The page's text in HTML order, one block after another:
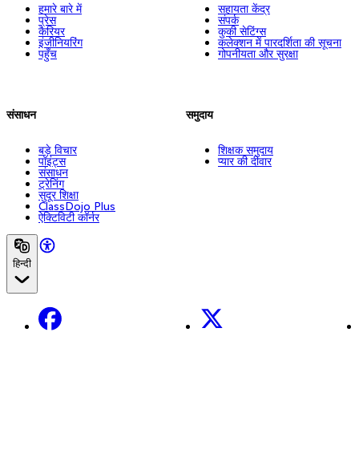
हमारे बारे में
प्रेस
कैरियर
इंजीनियरिंग
पहुँच
संसाधन
बड़े विचार
पॉइंट्स
संसाधन
ट्रेनिंग
सुदूर शिक्षा
ClassDojo Plus
ऐक्टिविटी कॉर्नर
सहायता केंद्र
संपर्क
कुकी सेटिंग्स
कलेक्शन में पारदर्शिता की सूचना
गोपनीयता और सुरक्षा
समुदाय
शिक्षक समुदाय
प्यार की दीवार
हिन्दी
Facebook X